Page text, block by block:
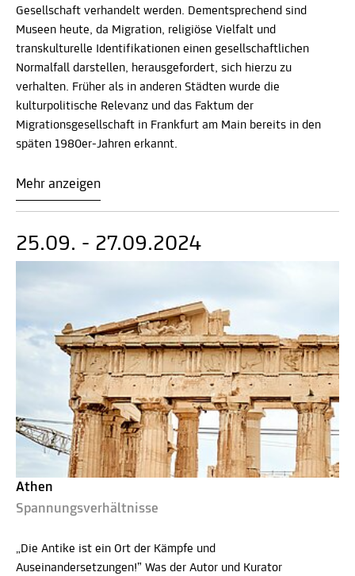
Gesellschaft verhandelt werden. Dementsprechend sind
Museen heute, da Migration, religiöse Vielfalt und
transkulturelle Identifikationen einen gesellschaftlichen
Normalfall darstellen, herausgefordert, sich hierzu zu
verhalten. Früher als in anderen Städten wurde die
kulturpolitische Relevanz und das Faktum der
Migrationsgesellschaft in Frankfurt am Main bereits in den
späten 1980er-Jahren erkannt.
Mehr anzeigen
25.09. - 27.09.2024
Athen
Spannungsverhältnisse
„Die Antike ist ein Ort der Kämpfe und
Auseinandersetzungen!” Was der Autor und Kurator